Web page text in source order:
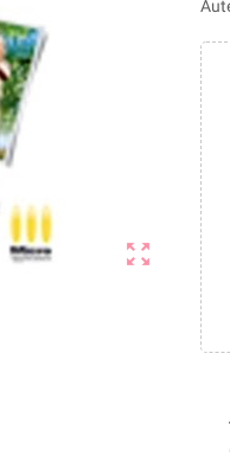
zoom_out_map